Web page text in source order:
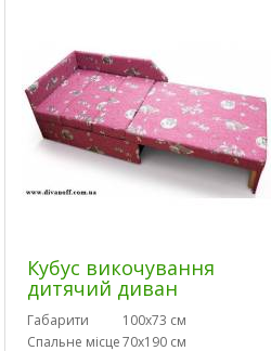
Кубус викочування
дитячий диван
Габарити
100х73 см
Спальне місце70х190 см